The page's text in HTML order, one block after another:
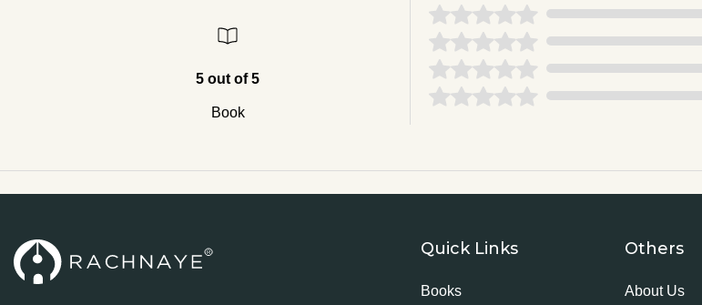
5 out of 5
Book
Quick Links
Books
Others
About Us